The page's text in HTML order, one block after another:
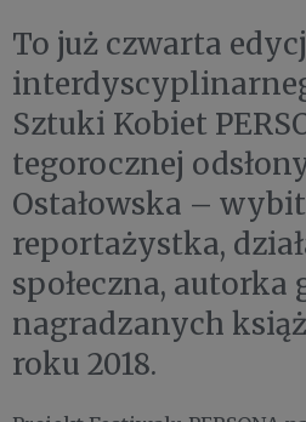
To już czwarta
Sztuki Kobiet
tegorocznej
Ostałowska –
reportażystka,
społeczna, autorka
nagradzanych
roku 2018.